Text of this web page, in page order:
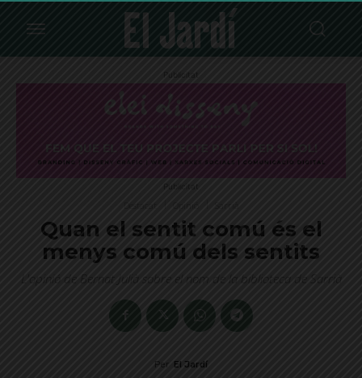
Publicitat
Publicitat
Quan el sentit comú és el
menys comú dels sentits
L'opinió de Bernat Julià sobre el nom de la biblioteca de Sarrià
Per El Jardí